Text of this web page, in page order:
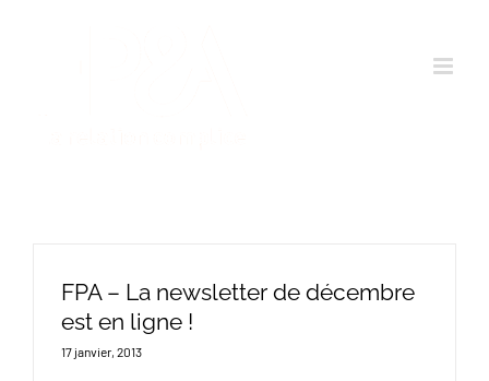
FPA – La newsletter de décembre
est en ligne !
17 janvier, 2013